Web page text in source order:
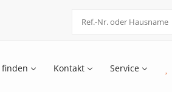
Kontakt Service